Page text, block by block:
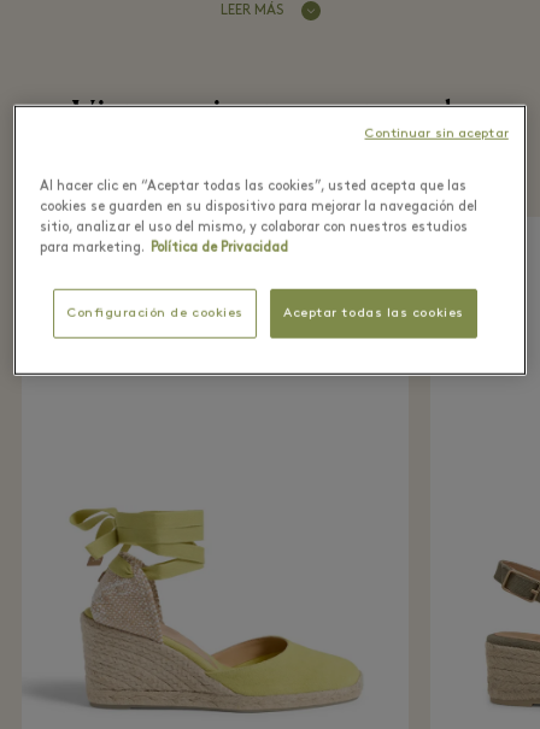
LEER MÁS
Visto recientemente en la
Al hacer clic en “Aceptar todas las cookies”, usted acepta que las
cookies se guarden en su dispositivo para mejorar la navegación del
sitio, analizar el uso del mismo, y colaborar con nuestros estudios
para marketing. Política de Privacidad
Configuración de cookies Aceptar todas las cookies
Continuar sin aceptar